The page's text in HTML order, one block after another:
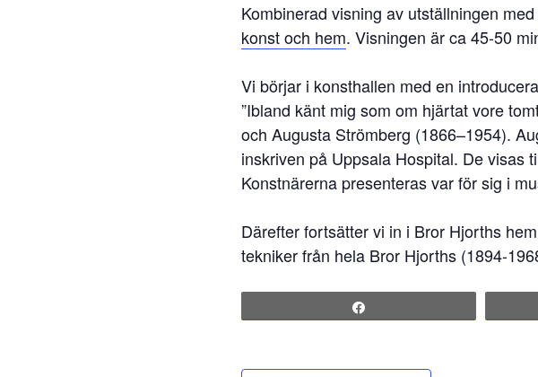
Kombinerad visning av utställningen med
konst och hem. Visningen är ca 45-50
Vi börjar i konsthallen med en
”Ibland känt mig som om hjärtat vore
och Augusta Strömberg (1866–1954).
inskriven på Uppsala Hospital. De visas
Konstnärerna presenteras var för sig i
Därefter fortsätter vi in i Bror Hjorths
tekniker från hela Bror Hjorths (1894-